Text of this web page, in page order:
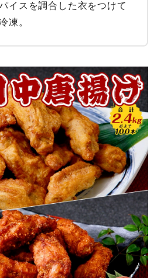
イスを調合した衣をつけて
凍。